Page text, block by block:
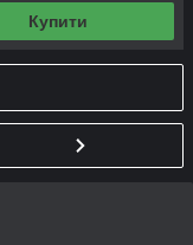
Купити